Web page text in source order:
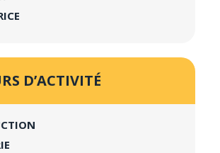
D’ACTIVITÉ